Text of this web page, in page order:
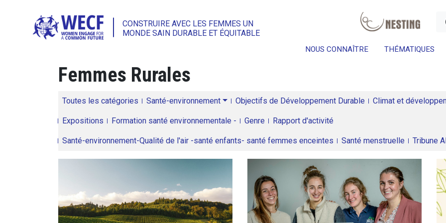
CONSTRUIRE AVEC LES FEMMES UN
MONDE SAIN DURABLE ET ÉQUITABLE
NOUS CONNAÎTRE THÉMATIQUES
Femmes Rurales
Toutes les catégories Santé-environnement Objectifs de Développement Durable Climat et
Expositions Formation santé environnementale - Genre Rapport d'activité
Santé-environnement-Qualité de l'air -santé enfants- santé femmes enceintes Santé menstruelle Tribune